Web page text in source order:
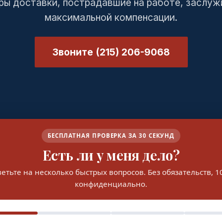
доставки, пострадавшие на работе,
максимальной компенсации.
Звоните (215) 206-9068
БЕСПЛАТНАЯ ПРОВЕРКА ЗА 30 СЕКУНД
Есть ли у меня дело?
на несколько быстрых вопросов. Без обязательств,
конфиденциально.